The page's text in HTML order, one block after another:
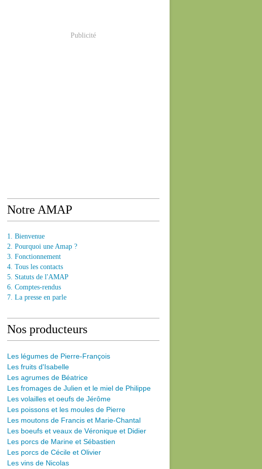
Publicité
Notre AMAP
1. Bienvenue
2. Pourquoi une Amap ?
3. Fonctionnement
4. Tous les contacts
5. Statuts de l'AMAP
6. Comptes-rendus
7. La presse en parle
Nos producteurs
Les légumes de Pierre-François
Les fruits d'Isabelle
Les agrumes de Béatrice
Les fromages de Julien et le miel de Philippe
Les volailles et oeufs de Jérôme
Les poissons et les moules de Pierre
Les moutons de Francis et Marie-Chantal
Les boeufs et veaux de Véronique et Didier
Les porcs de Marine et Sébastien
Les porcs de Cécile et Olivier
Les vins de Nicolas